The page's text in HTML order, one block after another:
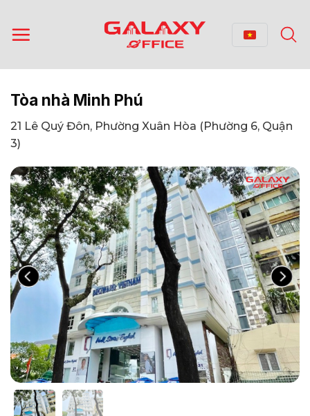
qua
nội
Tòa nhà Minh Phú
21 Lê Quý Đôn, Phường Xuân Hòa (Phường 6, Quận
3)